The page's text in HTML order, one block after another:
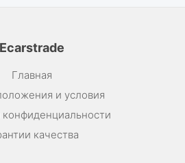
Ecarstrade
Главная
и условия
конфиденциальности
качества